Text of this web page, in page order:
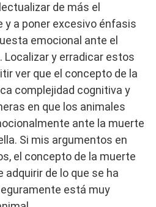
de más el
y a poner excesivo énfasis
emocional ante el
y erradicar estos
ver que el concepto de la
complejidad cognitiva y
en que los animales
ante la muerte
Si mis argumentos en
el concepto de la muerte
de lo que se ha
está muy